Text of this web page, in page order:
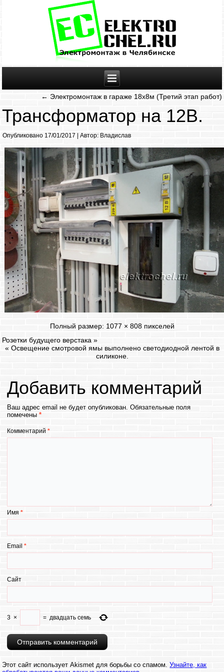
← Электромонтаж в гараже 18х8м (Третий этап работ)
Трансформатор на 12В.
Опубликовано 17/01/2017 |Автор: Владислав
Полный размер: 1077 × 808пикселей
Розетки будущего верстака »
« Освещение смотровой ямы выполнено светодиодной лентой в
силиконе.
Добавить комментарий
Ваш адрес email не будет опубликован. Обязательные поля
помечены*
Комментарий*
Имя*
Email*
Сайт
3 × = двадцать семь
Этот сайт использует Akismet для борьбы со спамом.Узнайте, как